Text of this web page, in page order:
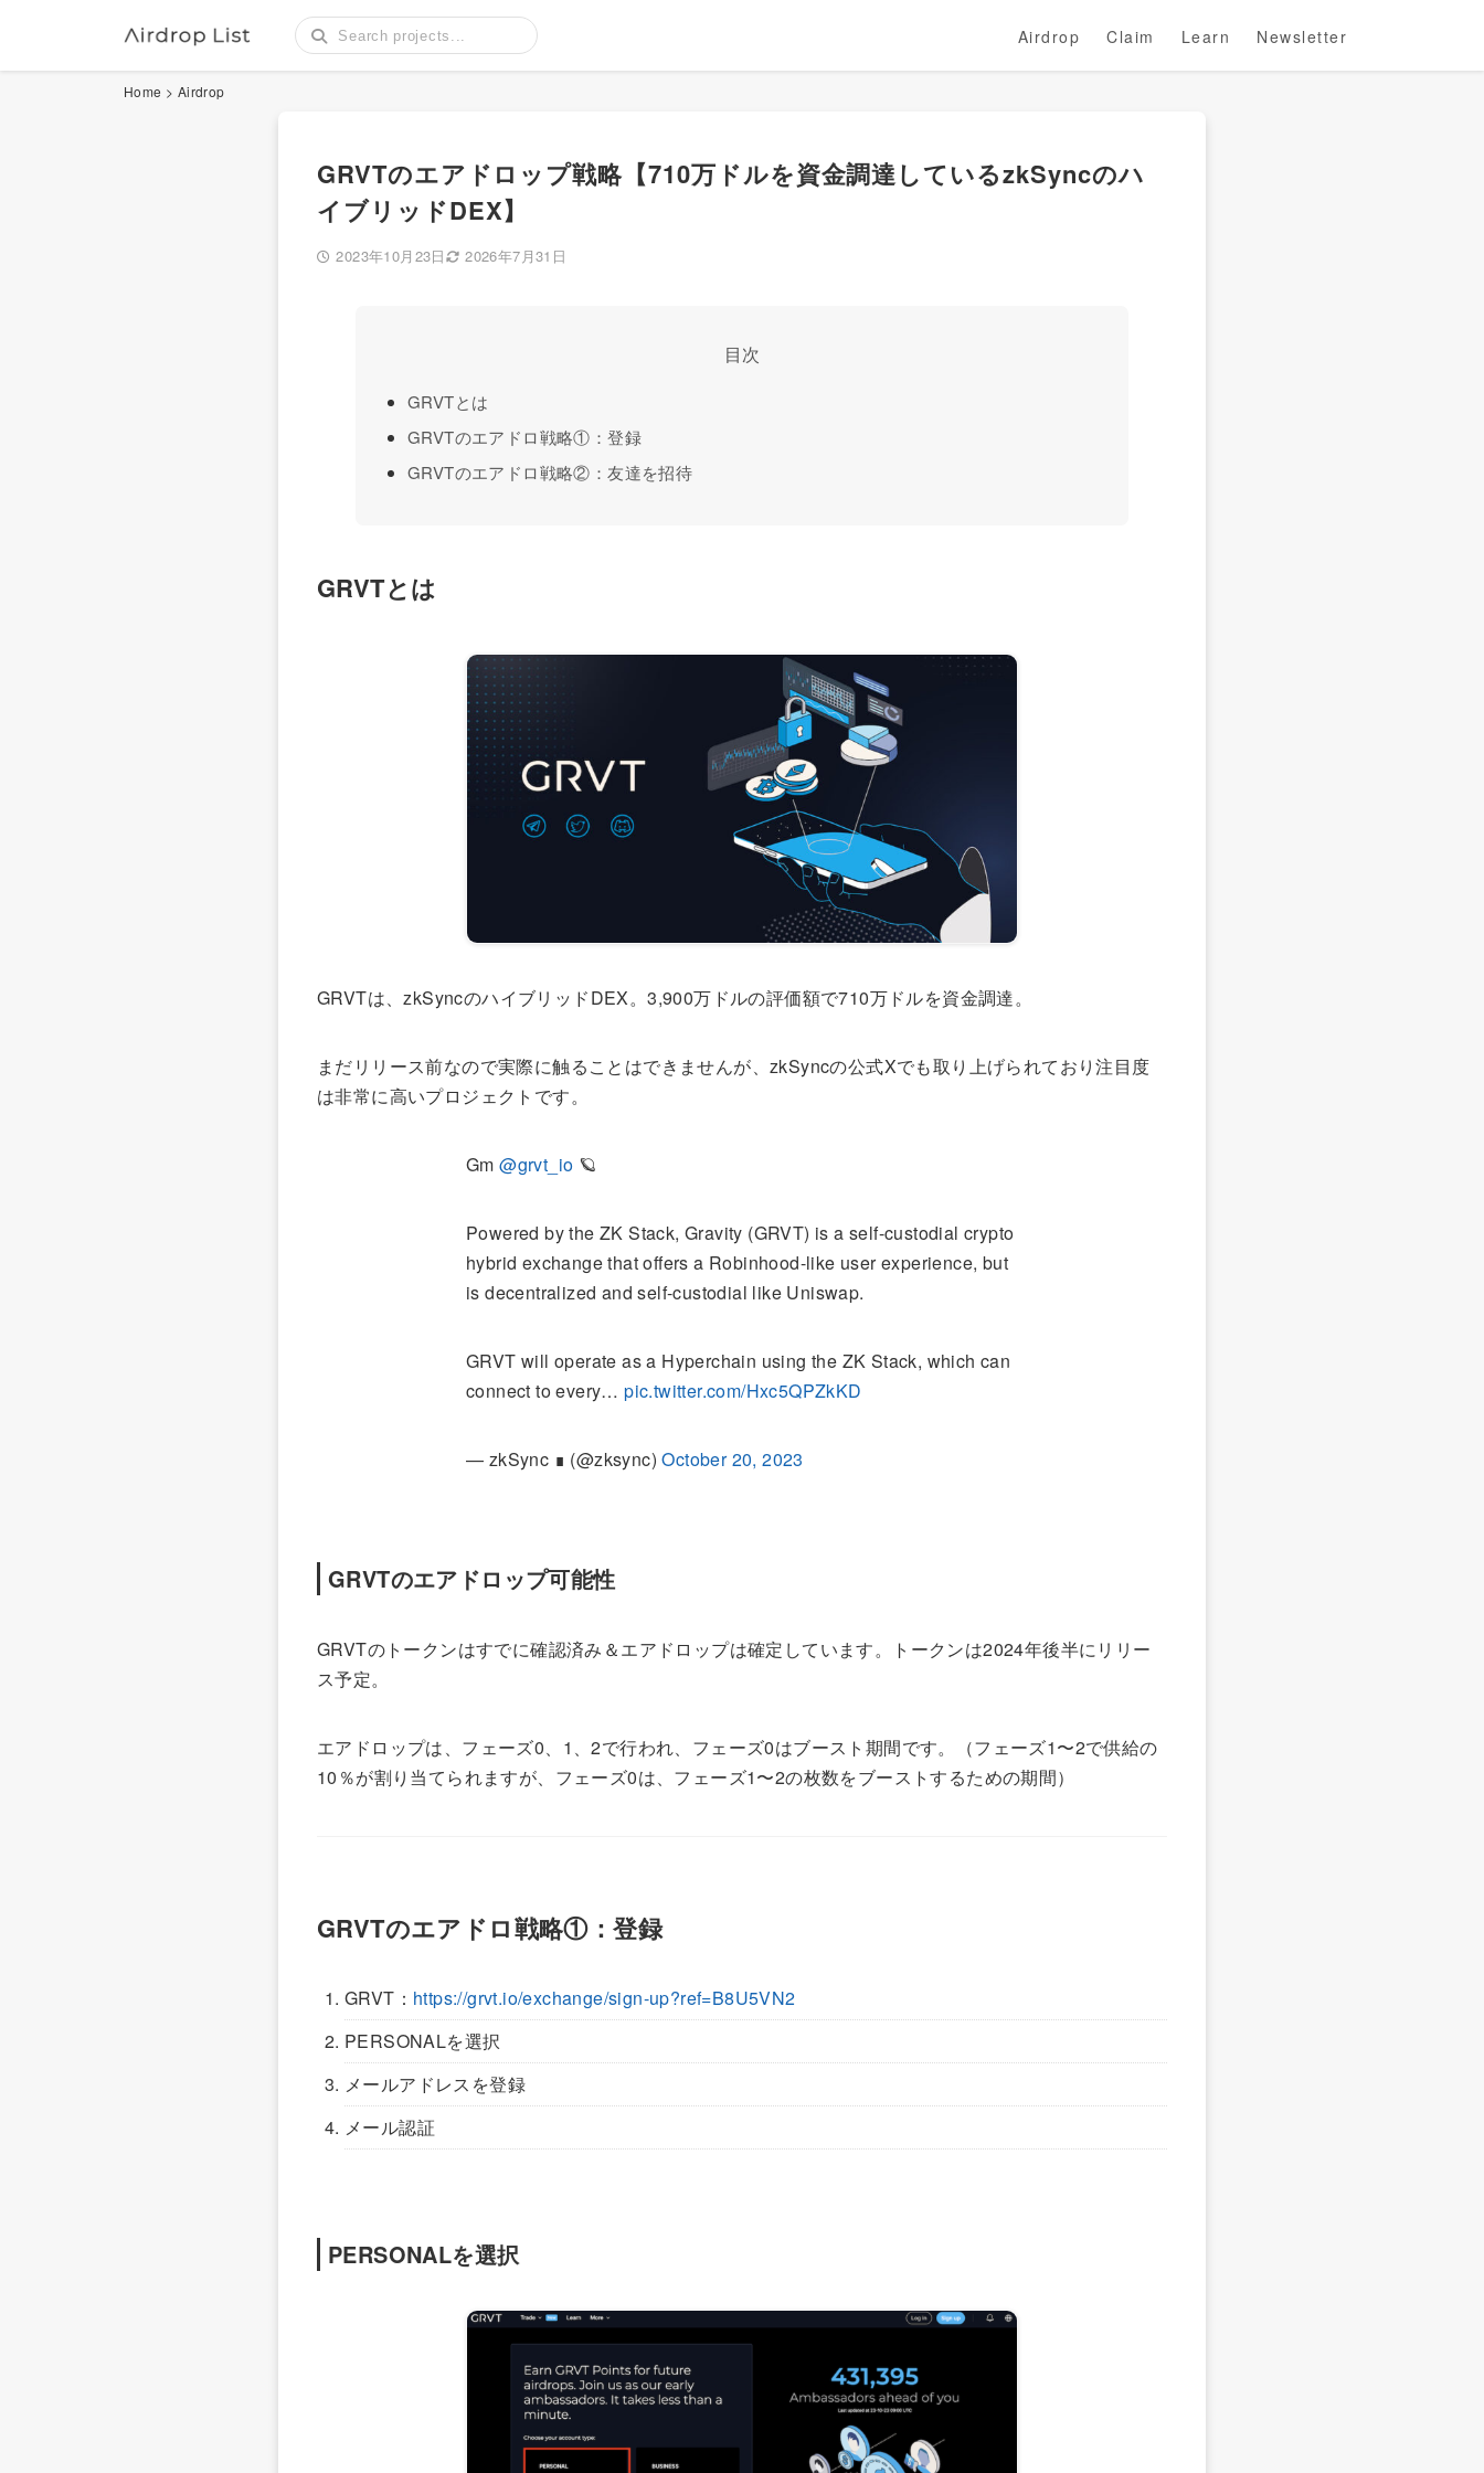
Airdrop Claim Learn Newsletter
Home > Airdrop
GRVTのエアドロップ戦略【710万ドルを資金調達しているzkSyncのハ
イブリッドDEX】
2023年10月23日 2026年7月31日
目次
GRVTとは
GRVTのエアドロ戦略①：登録
GRVTのエアドロ戦略②：友達を招待
GRVTとは
GRVTは、zkSyncのハイブリッドDEX。3,900万ドルの評価額で710万ドルを資金調達。
まだリリース前なので実際に触ることはできませんが、zkSyncの公式Xでも取り上げられており注目度
は非常に高いプロジェクトです。
Gm@grvt_io 🪐
Powered by the ZK Stack, Gravity (GRVT) is a self-custodial crypto
hybrid exchange that offers a Robinhood-like user experience, but
is decentralized and self-custodial like Uniswap.
GRVT will operate as a Hyperchain using the ZK Stack, which can
connect to every…pic.twitter.com/Hxc5QPZkKD
— zkSync ∎ (@zksync)October 20, 2023
GRVTのエアドロップ可能性
GRVTのトークンはすでに確認済み＆エアドロップは確定しています。トークンは2024年後半にリリー
ス予定。
エアドロップは、フェーズ0、1、2で行われ、フェーズ0はブースト期間です。（フェーズ1〜2で供給の
10％が割り当てられますが、フェーズ0は、フェーズ1〜2の枚数をブーストするための期間）
GRVTのエアドロ戦略①：登録
GRVT： https://grvt.io/exchange/sign-up?ref=B8U5VN2
PERSONALを選択
メールアドレスを登録
メール認証
PERSONALを選択